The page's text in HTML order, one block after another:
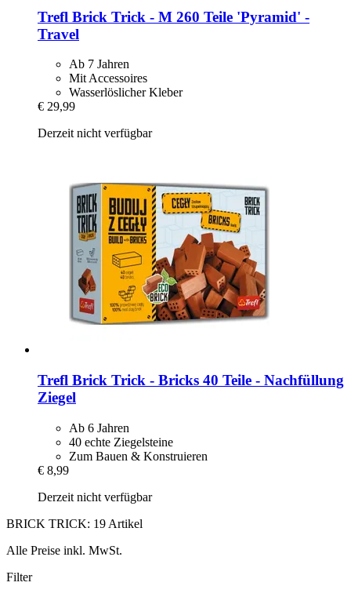
Trefl Brick Trick -​ M 260 Teile 'Pyramid' -​
Travel
Ab 7 Jahren
Mit Accessoires
Wasserlöslicher Kleber
€ 29,99
Derzeit nicht verfügbar
Trefl Brick Trick -​ Bricks 40 Teile -​ Nachfüllung
Ziegel
Ab 6 Jahren
40 echte Ziegelsteine
Zum Bauen & Konstruieren
€ 8,99
Derzeit nicht verfügbar
BRICK TRICK: 19 Artikel
Alle Preise inkl. MwSt.
Filter